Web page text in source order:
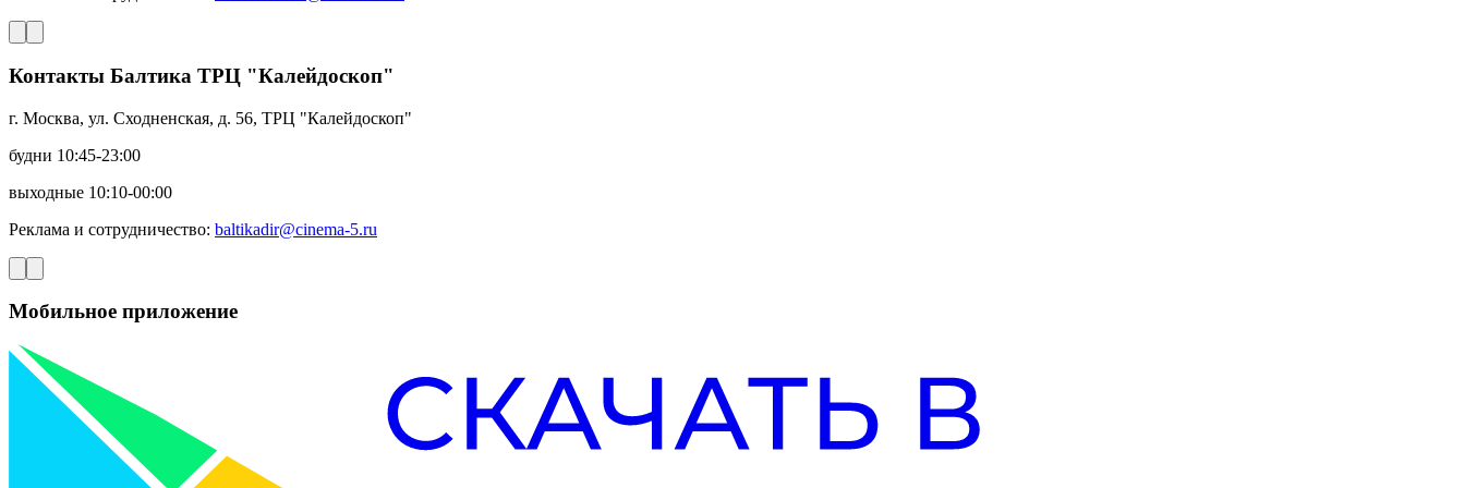
Контакты Балтика ТРЦ "Калейдоскоп"
г. Москва, ул. Сходненская, д. 56, ТРЦ "Калейдоскоп"
будни 10:45-23:00
выходные 10:10-00:00
Реклама и сотрудничество: baltikadir@cinema-5.ru
Мобильное приложение